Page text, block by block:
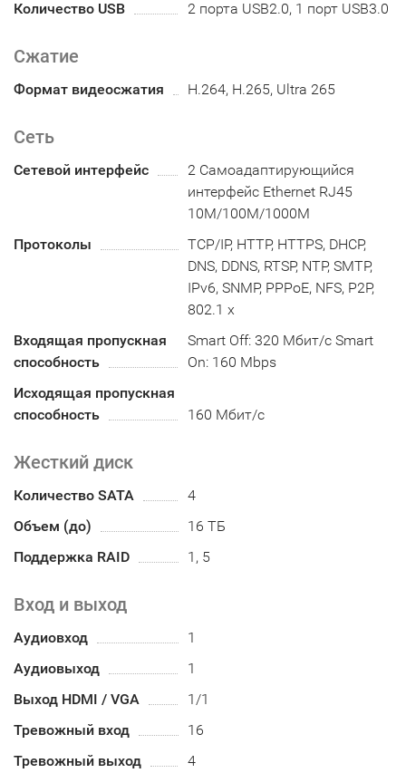
Количество USB
2 порта USB2.0, 1 порт USB3.0
Сжатие
Формат видеосжатия H.264, H.265, Ultra 265
Сеть
Сетевой интерфейс
2 Самоадаптирующийся
интерфейс Ethernet RJ45
10M/100M/1000M
Протоколы
TCP/IP, HTTP, HTTPS, DHCP,
DNS, DDNS, RTSP, NTP, SMTP,
IPv6, SNMP, PPPoE, NFS, P2P,
802.1 x
Входящая пропускная
способность
Smart Off: 320 Мбит/с Smart
On: 160 Mbps
Исходящая пропускная
способность
160 Мбит/с
Жесткий диск
Количество SATA
4
Объем (до)
16 ТБ
Поддержка RAID
1, 5
Вход и выход
Аудиовход
1
Аудиовыход
1
Выход HDMI / VGA
1/1
Тревожный вход
16
Тревожный выход
4